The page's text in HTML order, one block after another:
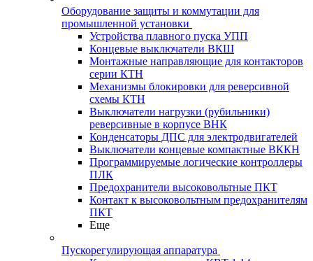
Оборудование защиты и коммутации для
промышленной установки
Устройства плавного пуска УПП
Концевые выключатели ВКШ
Монтажные направляющие для контакторов
серии КТН
Механизмы блокировки для реверсивной
схемы КТН
Выключатели нагрузки (рубильники)
реверсивные в корпусе ВНК
Конденсаторы ДПС для электродвигателей
Выключатели концевые компактные ВККН
Программируемые логические контроллеры
ПЛК
Предохранители высоковольтные ПКТ
Контакт к высоковольтным предохранителям
ПКТ
Еще
Пускорегулирующая аппаратура